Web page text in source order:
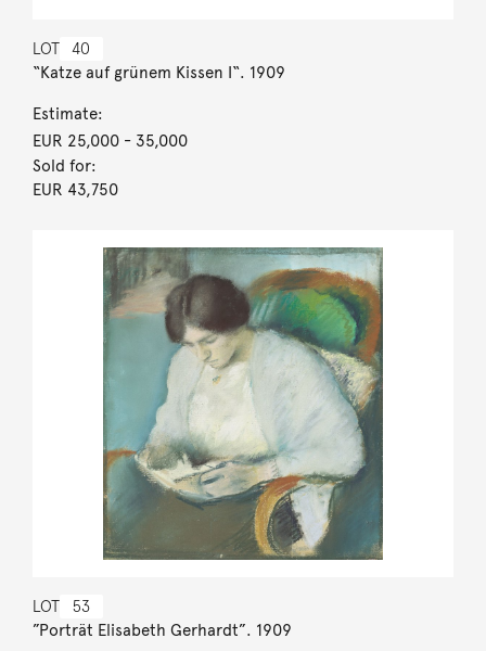
LOT 40
“Katze auf grünem Kissen I“. 1909
Estimate:
EUR 25,000- 35,000
Sold for:
EUR 43,750
LOT 53
”Porträt Elisabeth Gerhardt”. 1909